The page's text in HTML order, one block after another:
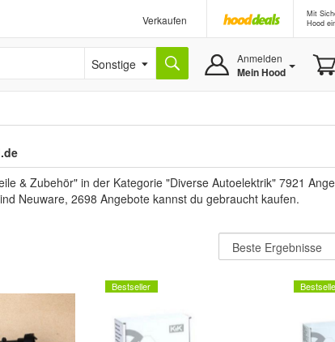
Verkaufen
Mit
Hood
Sonstige Anmelden
Mein Hood
& Zubehör" in der Kategorie "Diverse Autoelektrik" 7921
Neuware, 2698 Angebote kannst du gebraucht kaufen.
Bestseller